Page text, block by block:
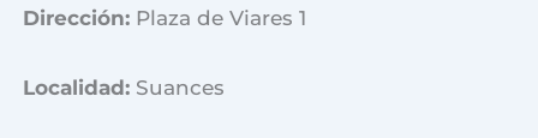
Dirección: Plaza de Viares 1
Localidad: Suances